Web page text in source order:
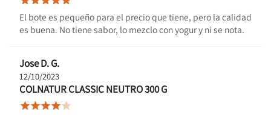
El bote es pequeño para el precio que tiene, pero la calidad
es buena. No tiene sabor, lo mezclo con yogur y ni se nota.
Jose D. G.
12/10/2023
COLNATUR CLASSIC NEUTRO 300 G
